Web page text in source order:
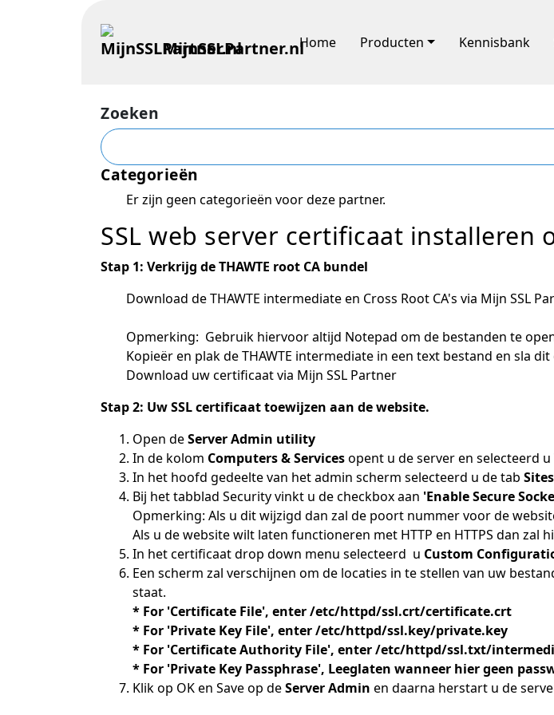
MijnSSLPartner.nlHome Producten Kennisbank
Zoeken
Categorieën
Er zijn geen categorieën voor deze partner.
SSL web server certificaat installeren
Stap 1: Verkrijg de THAWTE root CA bundel
Download de THAWTE intermediate en Cross Root CA's via Mijn SSL
Opmerking: Gebruik hiervoor altijd Notepad om de bestanden te
Kopieër en plak de THAWTE intermediate in een text bestand en sla
Download uw certificaat via Mijn SSL Partner
Stap 2: Uw SSL certificaat toewijzen aan de website.
Open deServer Admin utility
In de kolom Computers & Servicesopent u de server en selecteerd u
In het hoofd gedeelte van het admin scherm selecteerd u de tab Sites
Bij het tabblad Security vinkt u de checkbox aan 'Enable Secure
Opmerking: Als u dit wijzigd dan zal de poort nummer voor de
Als u de website wilt laten functioneren met HTTP en HTTPS dan
In het certificaat drop down menu selecteerd u Custom
Een scherm zal verschijnen om de locaties in te stellen van uw
staat.
* For 'Certificate File', enter /etc/httpd/ssl.crt/certificate.crt
* For 'Private Key File', enter /etc/httpd/ssl.key/private.key
* For 'Certificate Authority File', enter /etc/httpd/ssl.txt/
* For 'Private Key Passphrase', Leeglaten wanneer hier geen
Klik op OK en Save op deServer Admin en daarna herstart u de